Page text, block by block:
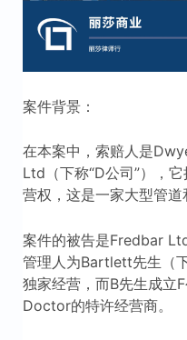
案件背景：
在本案中，索赔人是
Ltd（下称“D公司”），
营权，这是一家大型管道
案件的被告是Fredbar
管理人为Bartlett先生（
独家经营，而B先生成立
Doctor的特许经营商。